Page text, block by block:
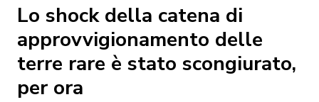
Lo shock della catena di
approvvigionamento delle
terre rare è stato scongiurato,
per ora